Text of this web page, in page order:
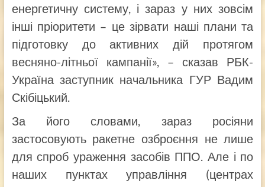
енергетичну систему, і зараз у них зовсім
інші пріоритети – це зірвати наші плани та
підготовку до активних дій протягом
весняно-літньої кампанії», – сказав РБК-
Україна заступник начальника ГУР Вадим
Скібіцький.
За його словами, зараз росіяни
застосовують ракетне озброєння не лише
для спроб ураження засобів ППО. Але і по
наших пунктах управління (центрах